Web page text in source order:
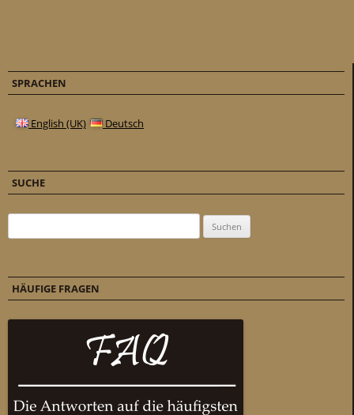
SPRACHEN
English (UK) Deutsch
SUCHE
HÄUFIGE FRAGEN